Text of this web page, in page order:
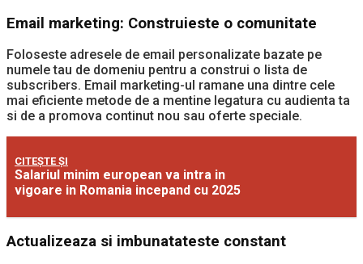
Email marketing: Construieste o comunitate
Foloseste adresele de email personalizate bazate pe
numele tau de domeniu pentru a construi o lista de
subscribers. Email marketing-ul ramane una dintre cele
mai eficiente metode de a mentine legatura cu audienta ta
si de a promova continut nou sau oferte speciale.
CITEȘTE ȘI
Salariul minim european va intra in
vigoare in Romania incepand cu 2025
Actualizeaza si imbunatateste constant